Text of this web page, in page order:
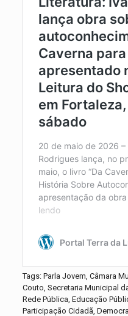
Tags: Parla Jovem, Câmara
Couto, Secretaria Municipal
Rede Pública, Educação
Participação Cidadã,